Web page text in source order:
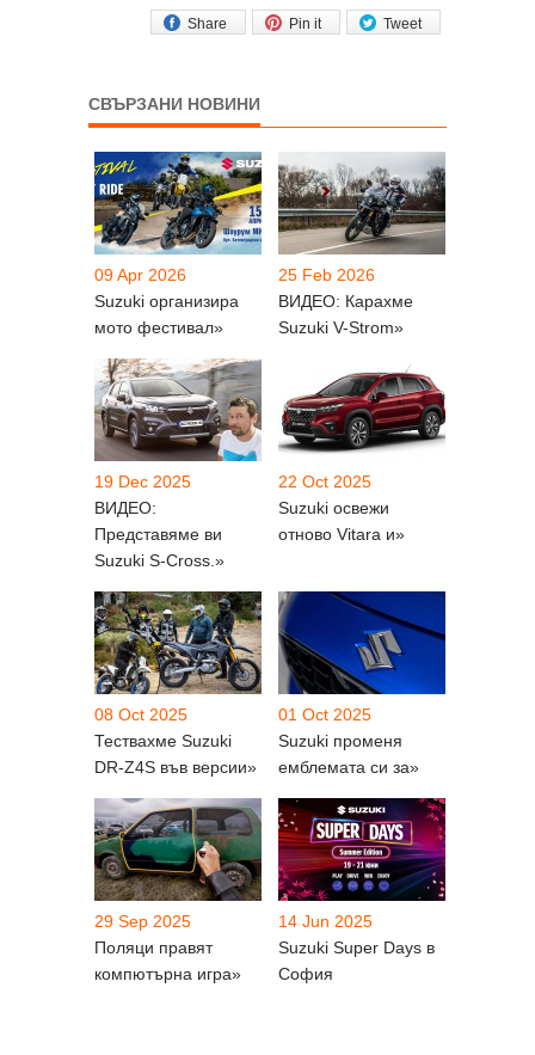
Tweet
Pin it
Share
СВЪРЗАНИ НОВИНИ
09 Apr 2026
Suzuki организира
мото фестивал»
25 Feb 2026
ВИДЕО: Карахме
Suzuki V-Strom»
19 Dec 2025
ВИДЕО:
Представяме ви
Suzuki S-Cross.»
22 Oct 2025
Suzuki освежи
отново Vitara и»
08 Oct 2025
Тествахме Suzuki
DR-Z4S във версии»
01 Oct 2025
Suzuki променя
емблемата си за»
29 Sep 2025
Поляци правят
компютърна игра»
14 Jun 2025
Suzuki Super Days в
София